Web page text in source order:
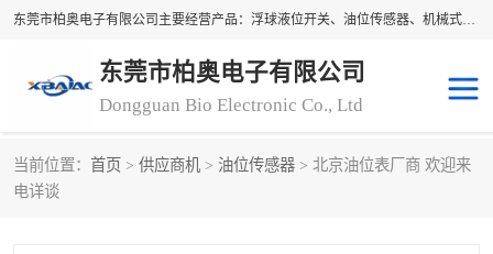
东莞市柏奥电子有限公司主要经营产品：浮球液位开关、油位传感器、机械式油表、浮球液位计、水位控制浮球阀、料位开关，水流开关、油水位控制配套仪表等。柏奥电子，您可信赖的合作伙伴
东莞市柏奥电子有限公司
Dongguan Bio Electronic Co., Ltd
当前位置： 首页 > 供应商机 > 油位传感器 > 北京油位表厂商 欢迎来
电详谈
浮球液位开关